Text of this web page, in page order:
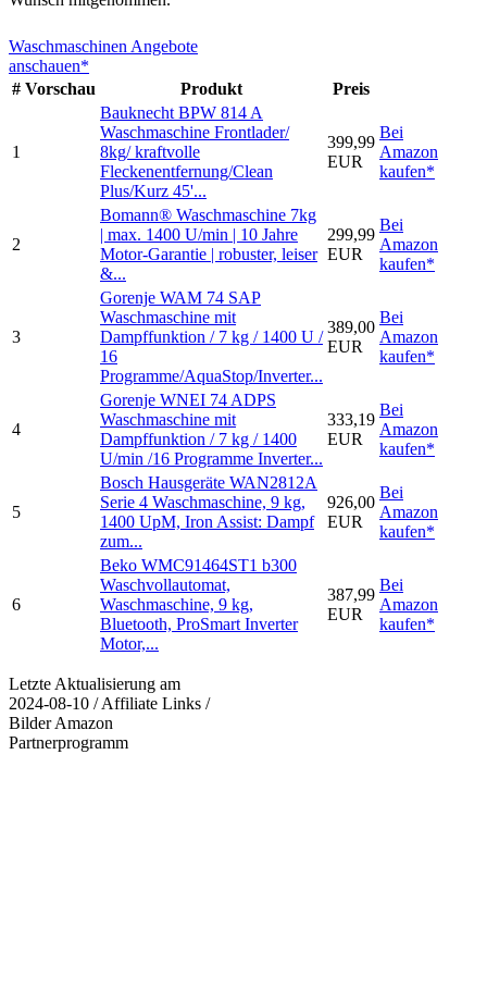
Waschmaschinen Angebote
anschauen*
# Vorschau Produkt Preis
1
Bauknecht BPW 814 A
Waschmaschine Frontlader/
8kg/ kraftvolle
Fleckenentfernung/Clean
Plus/Kurz 45'...
399,99
EUR
Bei
Amazon
kaufen*
2
Bomann® Waschmaschine 7kg
| max. 1400 U/min | 10 Jahre
Motor-Garantie | robuster, leiser
&...
299,99
EUR
Bei
Amazon
kaufen*
3
Gorenje WAM 74 SAP
Waschmaschine mit
Dampffunktion / 7 kg / 1400 U /
16
Programme/AquaStop/Inverter...
389,00
EUR
Bei
Amazon
kaufen*
4
Gorenje WNEI 74 ADPS
Waschmaschine mit
Dampffunktion / 7 kg / 1400
U/min /16 Programme Inverter...
333,19
EUR
Bei
Amazon
kaufen*
5
Bosch Hausgeräte WAN2812A
Serie 4 Waschmaschine, 9 kg,
1400 UpM, Iron Assist: Dampf
zum...
926,00
EUR
Bei
Amazon
kaufen*
6
Beko WMC91464ST1 b300
Waschvollautomat,
Waschmaschine, 9 kg,
Bluetooth, ProSmart Inverter
Motor,...
387,99
EUR
Bei
Amazon
kaufen*
Letzte Aktualisierung am
2024-08-10 / Affiliate Links /
Bilder Amazon
Partnerprogramm